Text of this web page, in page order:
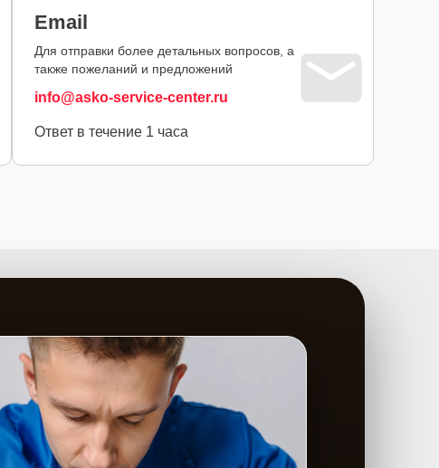
Email
Для отправки более детальных вопросов, а
также пожеланий и предложений
info@asko-service-center.ru
Ответ в течение 1 часа